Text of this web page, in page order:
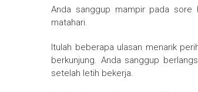
Anda sanggup mampir pada sore
matahari.
Itulah beberapa ulasan menarik
berkunjung. Anda sanggup
setelah letih bekerja.